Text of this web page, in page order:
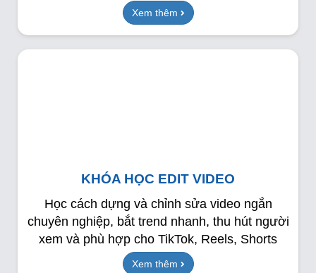
Xem thêm
KHÓA HỌC EDIT VIDEO
Học cách dựng và chỉnh sửa video ngắn
chuyên nghiệp, bắt trend nhanh, thu hút người
xem và phù hợp cho TikTok, Reels, Shorts
Xem thêm